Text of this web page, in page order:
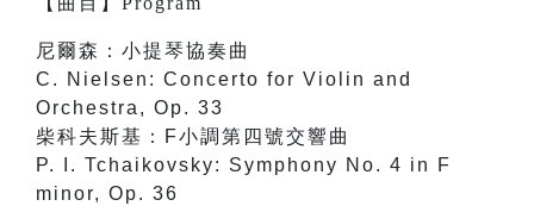
尼爾森：小提琴協奏曲
C. Nielsen: Concerto for Violin and
Orchestra, Op. 33
柴科夫斯基：F小調第四號交響曲
P. I. Tchaikovsky: Symphony No. 4 in F
minor, Op. 36